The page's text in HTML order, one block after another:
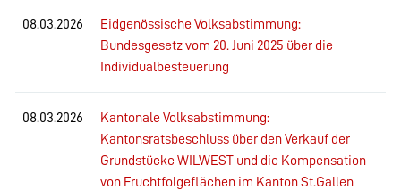
08.03.2026
Eidgenössische Volksabstimmung:
Bundesgesetz vom 20. Juni 2025 über die
Individualbesteuerung
08.03.2026
Kantonale Volksabstimmung:
Kantonsratsbeschluss über den Verkauf der
Grundstücke WILWEST und die Kompensation
von Fruchtfolgeflächen im Kanton St.Gallen